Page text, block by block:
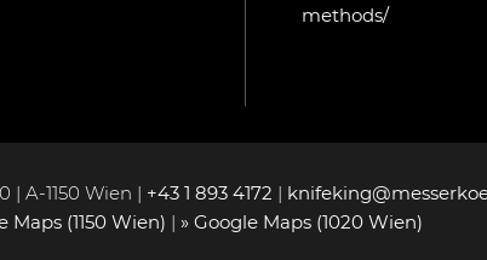
methods/
| A-1150 Wien | +43 1 893 4172 |
Maps (1150 Wien) | » Google Maps (1020 Wien)